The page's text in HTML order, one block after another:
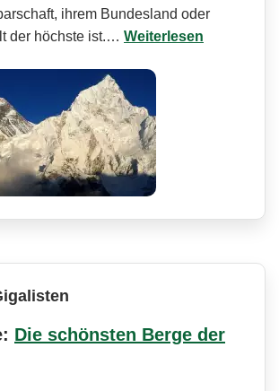
ihrem Bundesland oder
der höchste ist.… Weiterlesen
Die schönsten Berge der